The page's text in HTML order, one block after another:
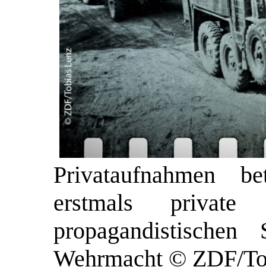
Privataufnahmen
erstmals
Wehrmacht © ZDF/